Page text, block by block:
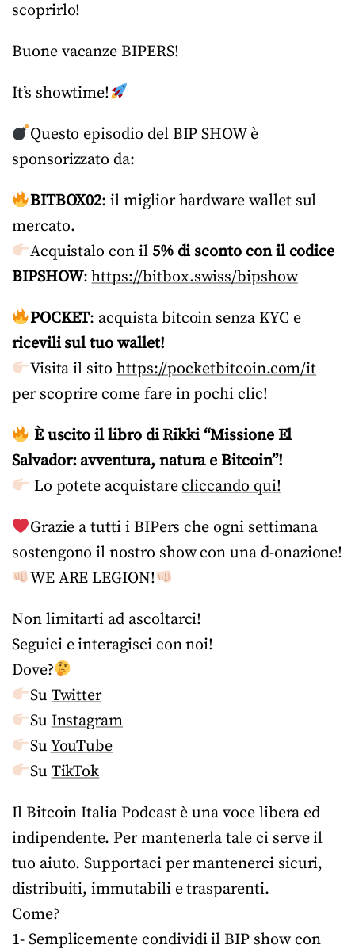
scoprirlo!
Buone vacanze BIPERS!
It’s showtime!
Questo episodio del BIP SHOW è
sponsorizzato da:
BITBOX02: il miglior hardware wallet sul
mercato.
Acquistalo con il 5% di sconto con il codice
BIPSHOW:https://bitbox.swiss/bipshow
POCKET: acquista bitcoin senza KYC e
ricevili sul tuo wallet!
Visita il sito https://pocketbitcoin.com/it
per scoprire come fare in pochi clic!
È uscito il libro di Rikki “Missione El
Salvador: avventura, natura e Bitcoin”!
Lo potete acquistarecliccando qui!
Grazie a tutti i BIPers che ogni settimana
sostengono il nostro show con una d-onazione!
WE ARE LEGION!
Non limitarti ad ascoltarci!
Seguici e interagisci con noi!
Dove?
SuTwitter
SuInstagram
SuYouTube
SuTikTok
Il Bitcoin Italia Podcast è una voce libera ed
indipendente. Per mantenerla tale ci serve il
tuo aiuto. Supportaci per mantenerci sicuri,
distribuiti, immutabili e trasparenti.
Come?
1- Semplicemente condividi il BIP show con